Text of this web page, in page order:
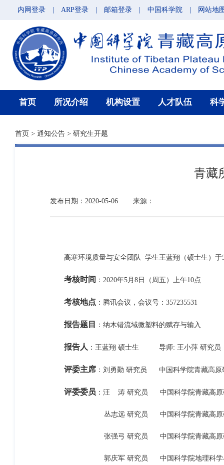
内网登录 ARP登录 邮箱登录 中国科学院 网站地
首页 所况介绍 机构设置 人才队伍 科
首页 > 通知公告 > 研究生开题
青藏
发布日期：2020-05-06 来源：
高寒环境质量与安全团队 学生王蓝翔（硕士生）于
考核时间 ：2020年5月8日（周五）上午10点
考核地点 ：腾讯会议，会议号：357235531
报告题目 ：纳木错流域微塑料的赋存与输入
报告人 ：王蓝翔 硕士生 导师: 王小萍 研究员
评委主席 ：刘勇勤 研究员 中国科学院青藏高原
评委委员 ：汪 涛 研究员 中国科学院青藏高原
丛志远 研究员 中国科学院青藏高原
张强弓 研究员 中国科学院青藏高原
郭庆军 研究员 中国科学院地理科学与